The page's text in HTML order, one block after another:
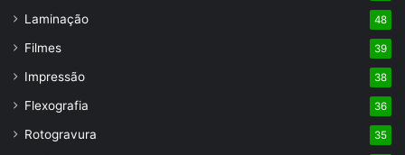
Laminação 48
Filmes 39
Impressão 38
Flexografia 36
Rotogravura 35